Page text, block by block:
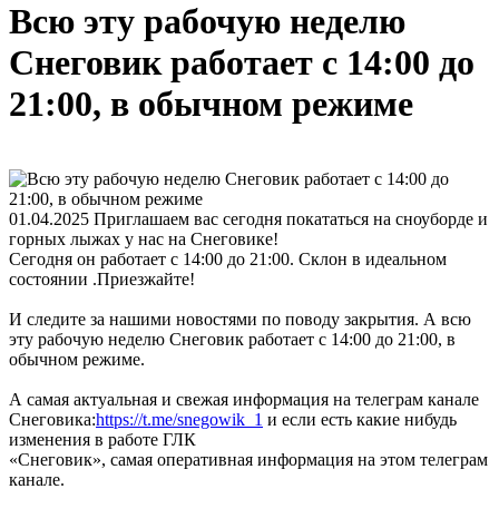
Всю эту рабочую неделю
Снеговик работает с 14:00 до
21:00, в обычном режиме
01.04.2025 Приглашаем вас сегодня покататься на сноуборде и
горных лыжах у нас на Снеговике!
Сегодня он работает с 14:00 до 21:00. Склон в идеальном
состоянии .Приезжайте!
И следите за нашими новостями по поводу закрытия. А всю
эту рабочую неделю Снеговик работает с 14:00 до 21:00, в
обычном режиме.
А самая актуальная и свежая информация на телеграм канале
Снеговика:https://t.me/snegowik_1 и если есть какие нибудь
изменения в работе ГЛК
«Снеговик», самая оперативная информация на этом телеграм
канале.